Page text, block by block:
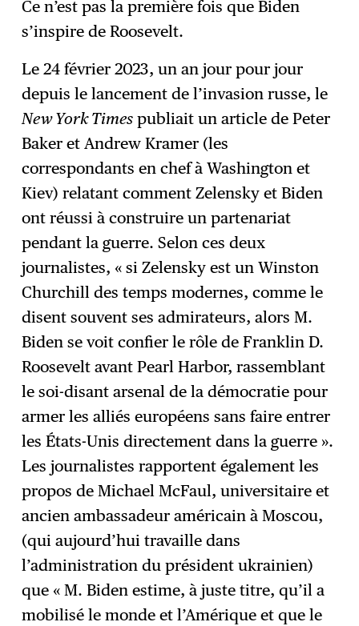
Ce n’est pas la première fois que Biden
s’inspire de Roosevelt.
Le 24 février 2023, un an jour pour jour
depuis le lancement de l’invasion russe, le
New York Times publiait un article de Peter
Baker et Andrew Kramer (les
correspondants en chef à Washington et
Kiev) relatant comment Zelensky et Biden
ont réussi à construire un partenariat
pendant la guerre. Selon ces deux
journalistes, « si Zelensky est un Winston
Churchill des temps modernes, comme le
disent souvent ses admirateurs, alors M.
Biden se voit confier le rôle de Franklin D.
Roosevelt avant Pearl Harbor, rassemblant
le soi-disant arsenal de la démocratie pour
armer les alliés européens sans faire entrer
les États-Unis directement dans la guerre ».
Les journalistes rapportent également les
propos de Michael McFaul, universitaire et
ancien ambassadeur américain à Moscou,
(qui aujourd’hui travaille dans
l’administration du président ukrainien)
que « M. Biden estime, à juste titre, qu’il a
mobilisé le monde et l’Amérique et que le